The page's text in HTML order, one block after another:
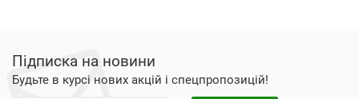
Підписка на новини
Будьте в курсі нових акцій і спецпропозицій!